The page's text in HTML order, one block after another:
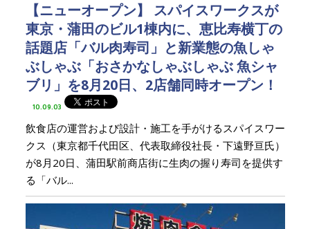
【ニューオープン】 スパイスワークスが
東京・蒲田のビル1棟内に、恵比寿横丁の
話題店「バル肉寿司」と新業態の魚しゃ
ぶしゃぶ「おさかなしゃぶしゃぶ 魚シャ
ブリ」を8月20日、2店舗同時オープン！
10.09.03
飲食店の運営および設計・施工を手がけるスパイスワー
クス（東京都千代田区、代表取締役社長・下遠野亘氏）
が8月20日、蒲田駅前商店街に生肉の握り寿司を提供す
る「バル...